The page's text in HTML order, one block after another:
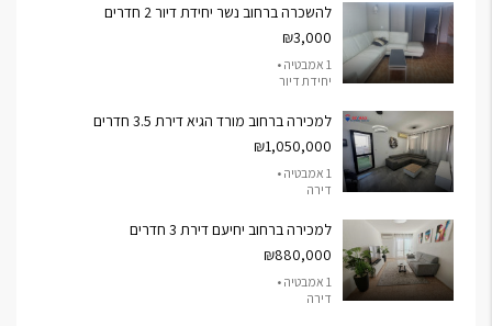
להשכרה ברחוב נשר יחידת דיור 2 חדרים
₪3,000
1 אמבטיה •
יחידת דיור
למכירה ברחוב מורד הגיא דירת 3.5 חדרים
₪1,050,000
1 אמבטיה •
דירה
למכירה ברחוב יחיעם דירת 3 חדרים
₪880,000
1 אמבטיה •
דירה